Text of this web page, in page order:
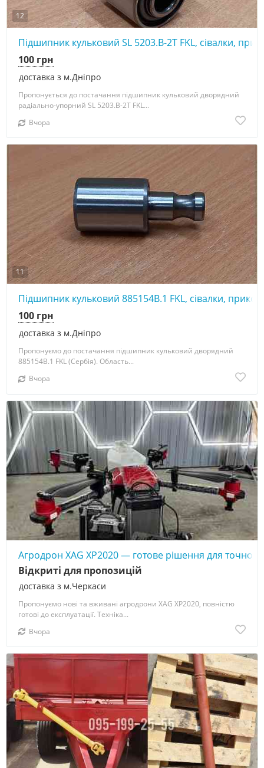
12
Підшипник кульковий SL 5203.B-2T FKL, сівалки,
доставка з м.Дніпро
100 грн
Пропонується до постачання підшипник кульковий дворядний
радіально-упорний SL 5203.B-2T FKL...
Вчора
11
Підшипник кульковий 885154В.1 FKL, сівалки,
доставка з м.Дніпро
100 грн
Пропонуємо до постачання підшипник кульковий дворядний
885154В.1 FKL (Сербія). Область...
Вчора
Агродрон XAG XP2020 — готове рішення для
доставка з м.Черкаси
Відкриті для пропозицій
Пропонуємо нові та вживані агродрони XAG XP2020, повністю
готові до експлуатації. Техніка...
Вчора